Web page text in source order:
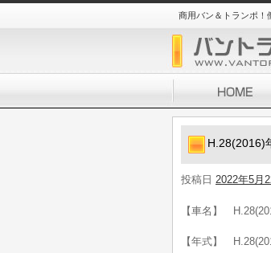
商用バン＆トランポ！
H.28(2016)
投稿日 2022年5月
【車名】
【年式】